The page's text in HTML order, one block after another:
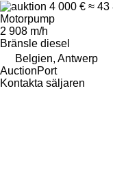
4 000 € ≈ 43
Motorpump
2 908 m/h
Bränsle diesel
Belgien, Antwerp
AuctionPort
Kontakta säljaren